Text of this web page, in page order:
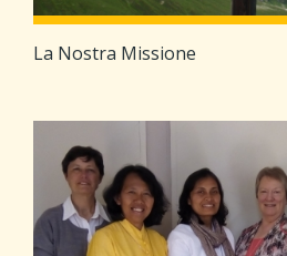
La Nostra Missione